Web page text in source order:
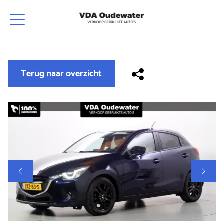
Terug naar overzicht